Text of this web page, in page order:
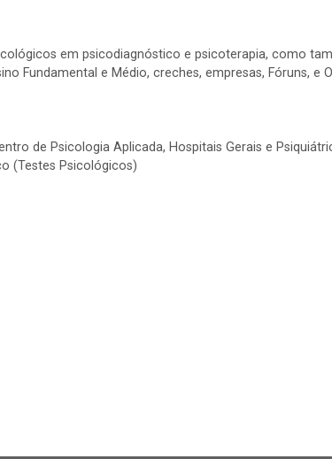
em psicodiagnóstico e psicoterapia, como
Fundamental e Médio, creches, empresas, Fóruns, e
de Psicologia Aplicada, Hospitais Gerais e
(Testes Psicológicos)